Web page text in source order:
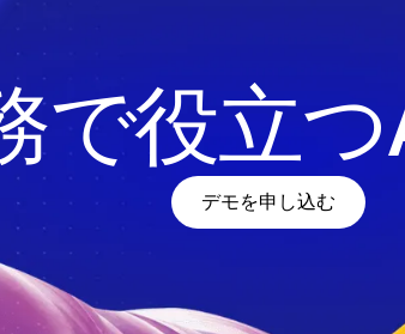
で役立
デモを申し込む